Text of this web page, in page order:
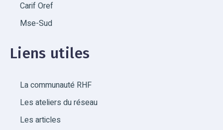
Carif Oref
Mse-Sud
Liens utiles
La communauté RHF
Les ateliers du réseau
Les articles